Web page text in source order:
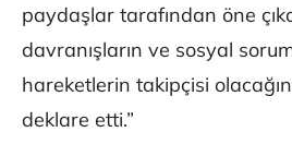
paydaşlar tarafından öne
davranışların ve sosyal
hareketlerin takipçisi
deklare etti.”